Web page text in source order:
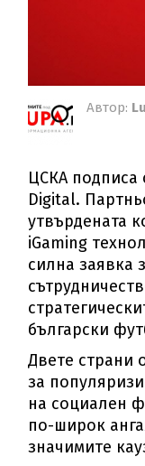
Автор:
ЦСКА подписа
Digital.
утвърдената
iGaming
силна заявка
български
Двете страни
за
на социален
по-широк
значимите